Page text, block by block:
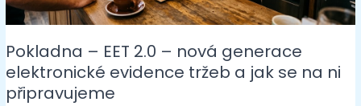
Pokladna – EET 2.0 – nová generace
elektronické evidence tržeb a jak se na ni
připravujeme